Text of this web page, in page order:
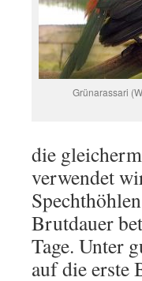
Grünarassari
die
verwendet
Brutdauer
Tage. Unter
auf die erste